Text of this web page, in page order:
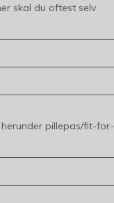
skal du oftest selv
pillepas/fit-for-